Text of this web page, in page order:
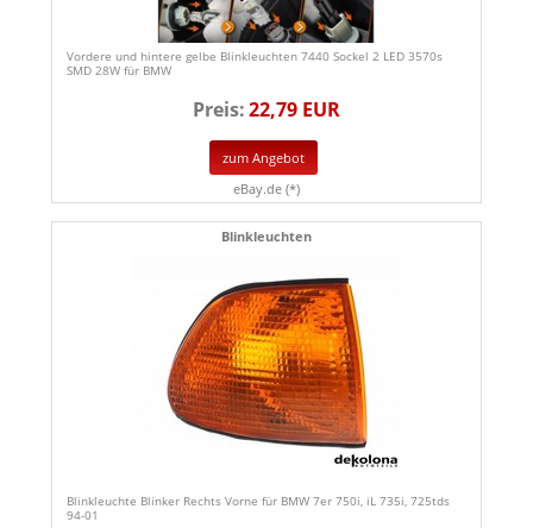
Vordere und hintere gelbe Blinkleuchten 7440 Sockel 2 LED 3570s
SMD 28W für BMW
Preis:22,79 EUR
zum Angebot
eBay.de (*)
Blinkleuchten
Blinkleuchte Blinker Rechts Vorne für BMW 7er 750i, iL 735i, 725tds
94-01